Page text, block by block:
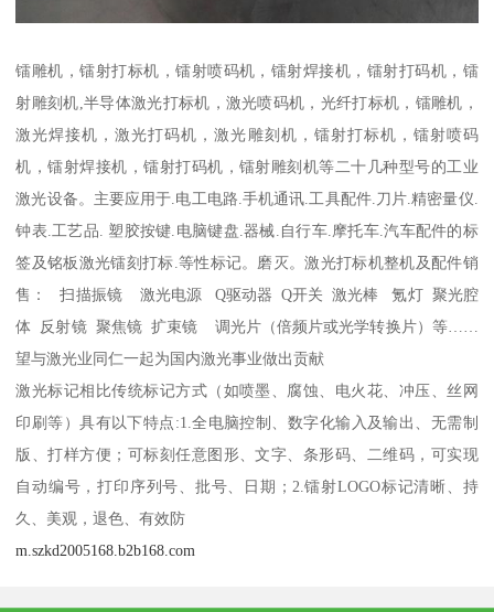
镭雕机，镭射打标机，镭射喷码机，镭射焊接机，镭射打码机，镭
射雕刻机,半导体激光打标机，激光喷码机，光纤打标机，镭雕机，
激光焊接机，激光打码机，激光雕刻机，镭射打标机，镭射喷码
机，镭射焊接机，镭射打码机，镭射雕刻机等二十几种型号的工业
激光设备。主要应用于.电工电路.手机通讯.工具配件.刀片.精密量仪.
钟表.工艺品. 塑胶按键.电脑键盘.器械.自行车.摩托车.汽车配件的标
签及铭板激光镭刻打标.等性标记。磨灭。激光打标机整机及配件销
售： 扫描振镜 激光电源 Q驱动器 Q开关 激光棒 氪灯 聚光腔
体 反射镜 聚焦镜 扩束镜 调光片（倍频片或光学转换片）等……
望与激光业同仁一起为国内激光事业做出贡献
激光标记相比传统标记方式（如喷墨、腐蚀、电火花、冲压、丝网
印刷等）具有以下特点:1.全电脑控制、数字化输入及输出、无需制
版、打样方便；可标刻任意图形、文字、条形码、二维码，可实现
自动编号，打印序列号、批号、日期；2.镭射LOGO标记清晰、持
久、美观，退色、有效防
m.szkd2005168.b2b168.com